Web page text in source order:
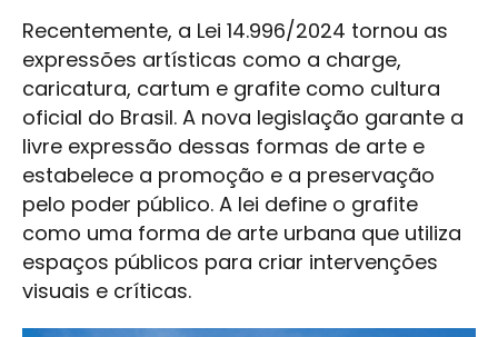
Recentemente, a Lei 14.996/2024 tornou as
expressões artísticas como a charge,
caricatura, cartum e grafite como cultura
oficial do Brasil. A nova legislação garante a
livre expressão dessas formas de arte e
estabelece a promoção e a preservação
pelo poder público. A lei define o grafite
como uma forma de arte urbana que utiliza
espaços públicos para criar intervenções
visuais e críticas.